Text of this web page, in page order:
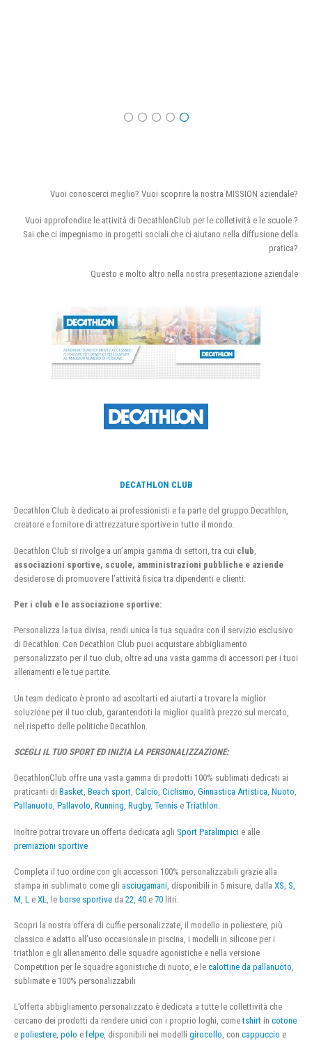
Vuoi conoscerci meglio? Vuoi scoprire la nostra MISSION aziendale?
Vuoi approfondire le attività di DecathlonClub per le colletività e le scuole ?
Sai che ci impegniamo in progetti sociali che ci aiutano nella diffusione della
pratica?
Questo e molto altro nella nostra presentazione aziendale
DECATHLON CLUB
Decathlon Club è dedicato ai professionisti e fa parte del gruppo Decathlon,
creatore e fornitore di attrezzature sportive in tutto il mondo.
Decathlon Club si rivolge a un’ampia gamma di settori, tra cui club
associazioni sportive, scuole, amministrazioni pubbliche e aziende
desiderose di promuovere l’attività fisica tra dipendenti e clienti.
Per i club e le associazione sportive:
Personalizza la tua divisa, rendi unica la tua squadra con il servizio esclusivo
di Decathlon. Con Decathlon Club puoi acquistare abbigliamento
personalizzato per il tuo club, oltre ad una vasta gamma di accessori per i tuoi
allenamenti e le tue partite.
Un team dedicato è pronto ad ascoltarti ed aiutarti a trovare la miglior
soluzione per il tuo club, garantendoti la miglior qualità prezzo sul mercato,
nel rispetto delle politiche Decathlon.
SCEGLI IL TUO SPORT ED INIZIA LA PERSONALIZZAZIONE:
DecathlonClub offre una vasta gamma di prodotti 100% sublimati dedicati ai
praticanti di Basket, Beach sport, Calcio, Ciclismo, Ginnastica Artistica, Nuoto,
Pallanuoto, Pallavolo, Running, Rugby, Tennis e Triathlon.
Inoltre potrai trovare un offerta dedicata agli Sport Paralimpici e alle
premiazioni sportive
Completa il tuo ordine con gli accessori 100% personalizzabili grazie alla
stampa in sublimato come gli asciugamani , disponibili in 5 misure, dalla XS S
M L e XL , le borse sportive da 22 40 e 70 litri.
Scopri la nostra offera di cuffie personalizzate, il modello in poliestere, più
classico e adatto all’uso occasionale in piscina, i modelli in silicone per i
triathlon e gli allenamento delle squadre agonistiche e nella versione
Competition per le squadre agonistiche di nuoto, e le calottine da pallanuoto,
sublimate e 100% personalizzabili
L’offerta abbigliamento personalizzato è dedicata a tutte le collettività che
cercano dei prodotti da rendere unici con i proprio loghi, cometshirt in cotone
e poliestere, polo e felpe, disponibili nei modelli girocollo, con cappuccio e